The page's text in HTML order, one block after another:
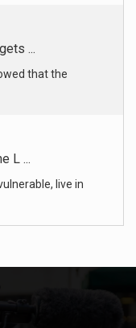
L ...
live in
Dea ...
especially
...